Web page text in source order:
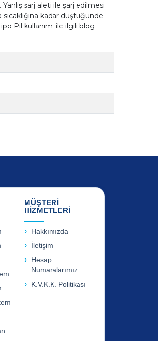
şarj aleti ile şarj edilmesi
kadar düştüğünde
Pil kullanımı ile ilgili blog
MÜŞTERİ
HİZMETLERİ
Hakkımızda
İletişim
Hesap
Numaralarımız
K.V.K.K. Politikası